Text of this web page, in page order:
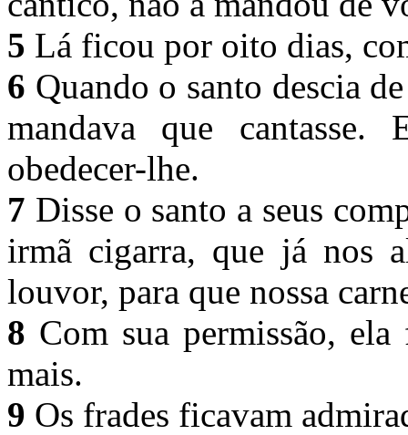
5 Lá ficou por oito dias,
6 Quando o santo descia
mandava que cantasse.
obedecer-lhe.
7 Disse o santo a seus
irmã cigarra, que já nos
louvor, para que nossa
8 Com sua permissão,
mais.
9 Os frades ficavam